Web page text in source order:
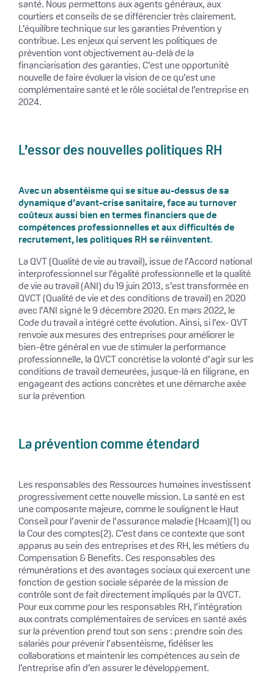
santé. Nous permettons aux agents généraux, aux
courtiers et conseils de se différencier très clairement.
L’équilibre technique sur les garanties Prévention y
contribue. Les enjeux qui servent les politiques de
prévention vont objectivement au-delà de la
financiarisation des garanties. C’est une opportunité
nouvelle de faire évoluer la vision de ce qu’est une
complémentaire santé et le rôle sociétal de l’entreprise en
2024.
L’essor des nouvelles politiques RH
Avec un absentéisme qui se situe au-dessus de sa
dynamique d’avant-crise sanitaire, face au turnover
coûteux aussi bien en termes financiers que de
compétences professionnelles et aux difficultés de
recrutement, les politiques RH se réinventent.
La QVT (Qualité de vie au travail), issue de l’Accord national
interprofessionnel sur l’égalité professionnelle et la qualité
de vie au travail (ANI) du 19 juin 2013, s’est transformée en
QVCT (Qualité de vie et des conditions de travail) en 2020
avec l’ANI signé le 9 décembre 2020. En mars 2022, le
Code du travail a intégré cette évolution. Ainsi, si l’ex- QVT
renvoie aux mesures des entreprises pour améliorer le
bien-être général en vue de stimuler la performance
professionnelle, la QVCT concrétise la volonté d’agir sur les
conditions de travail demeurées, jusque-là en filigrane, en
engageant des actions concrètes et une démarche axée
sur la prévention
La prévention comme étendard
Les responsables des Ressources humaines investissent
progressivement cette nouvelle mission. La santé en est
une composante majeure, comme le soulignent le Haut
Conseil pour l’avenir de l’assurance maladie (Hcaam)(1) ou
la Cour des comptes(2). C’est dans ce contexte que sont
apparus au sein des entreprises et des RH, les métiers du
Compensation & Benefits. Ces responsables des
rémunérations et des avantages sociaux qui exercent une
fonction de gestion sociale séparée de la mission de
contrôle sont de fait directement impliqués par la QVCT.
Pour eux comme pour les responsables RH, l’intégration
aux contrats complémentaires de services en santé axés
sur la prévention prend tout son sens : prendre soin des
salariés pour prévenir l’absentéisme, fidéliser les
collaborations et maintenir les compétences au sein de
l’entreprise afin d’en assurer le développement.